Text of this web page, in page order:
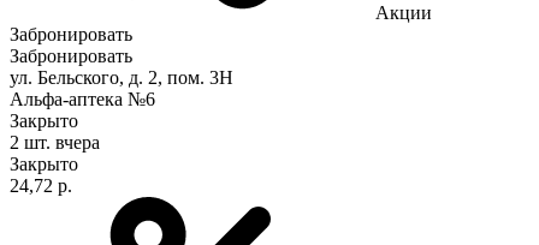
Акции
Забронировать
Забронировать
ул. Бельского, д. 2, пом. 3Н
Альфа-аптека №6
Закрыто
2 шт. вчера
Закрыто
24,72 р.